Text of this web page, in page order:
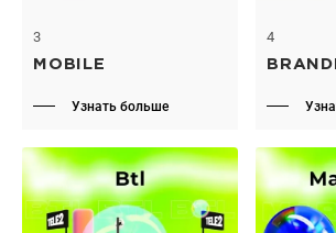
3
MOBILE
Узнать больше
4